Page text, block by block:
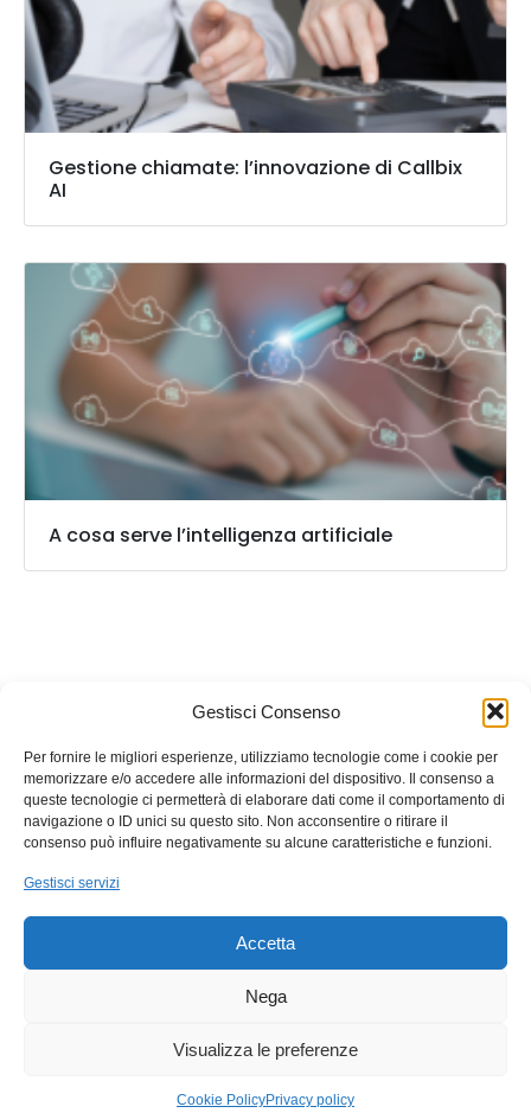
Gestisci Consenso
Per fornire le migliori esperienze, utilizziamo tecnologie come i cookie per
memorizzare e/o accedere alle informazioni del dispositivo. Il consenso a
queste tecnologie ci permetterà di elaborare dati come il comportamento di
navigazione o ID unici su questo sito. Non acconsentire o ritirare il
consenso può influire negativamente su alcune caratteristiche e funzioni.
Gestisci servizi
Accetta
Nega
Visualizza le preferenze
Cookie PolicyPrivacy policy
Gestione chiamate: l’innovazione di Callbix
AI
A cosa serve l’intelligenza artificiale
P.IVA: 02532780646